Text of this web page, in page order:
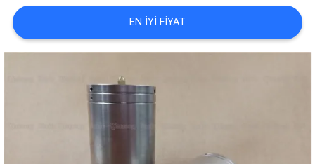
SITE
HARITASI
POLITIKASI
EN IYI FIYAT